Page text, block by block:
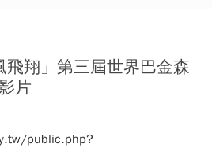
翔」第三屆世界巴金森
片
public.php?